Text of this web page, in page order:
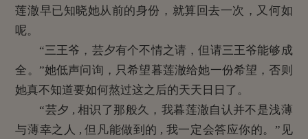
莲澈早已知晓她从前的身份，就算回去一次，又何如
呢。
“三王爷，芸夕有个不情之请，但请三王爷能够成
全。”她低声问询，只希望暮莲澈给她一份希望，否则
她真不知道要如何熬过这之后的天天日日了。
“芸夕 , 相识了那般久，我暮莲澈自认并不是浅薄
与薄幸之人 , 但凡能做到的 , 我一定会答应你的。”见